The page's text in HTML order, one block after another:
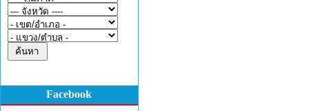
Facebook